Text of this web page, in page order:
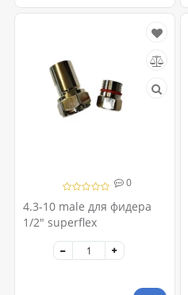
0
4.3-10 male для фидера
1/2" superflex